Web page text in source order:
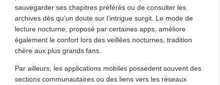
sauvegarder ses chapitres préférés ou de consulter les
archives dès qu’un doute sur l’intrigue surgit. Le mode de
lecture nocturne, proposé par certaines apps, améliore
également le confort lors des veillées nocturnes, tradition
chère aux plus grands fans.
Par ailleurs, les applications mobiles possèdent souvent des
sections communautaires ou des liens vers les réseaux